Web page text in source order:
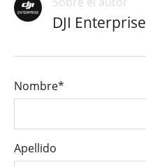
DJI Enterprise
Nombre*
Apellido